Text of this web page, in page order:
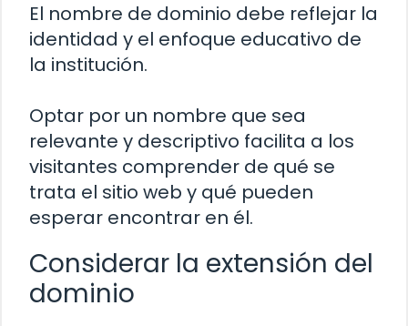
El nombre de dominio debe reflejar la
identidad y el enfoque educativo de
la institución.
Optar por un nombre que sea
relevante y descriptivo facilita a los
visitantes comprender de qué se
trata el sitio web y qué pueden
esperar encontrar en él.
Considerar la extensión del
dominio